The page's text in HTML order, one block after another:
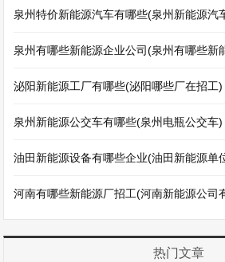
泉州特价新能源汽车有哪些(泉州新能源汽
泉州有哪些新能源企业公司(泉州有哪些新
泌阳新能源工厂有哪些(泌阳哪些厂在招工)
泉州新能源公交车有哪些(泉州电瓶公交车)
油田新能源设备有哪些企业(油田新能源单
河南有哪些新能源厂招工(河南新能源公司
热门文章